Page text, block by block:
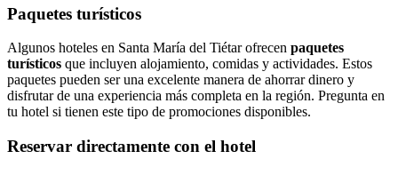
Paquetes turísticos
Algunos hoteles en Santa María del Tiétar ofrecen paquetes
turísticos que incluyen alojamiento, comidas y actividades. Estos
paquetes pueden ser una excelente manera de ahorrar dinero y
disfrutar de una experiencia más completa en la región. Pregunta en
tu hotel si tienen este tipo de promociones disponibles.
Reservar directamente con el hotel